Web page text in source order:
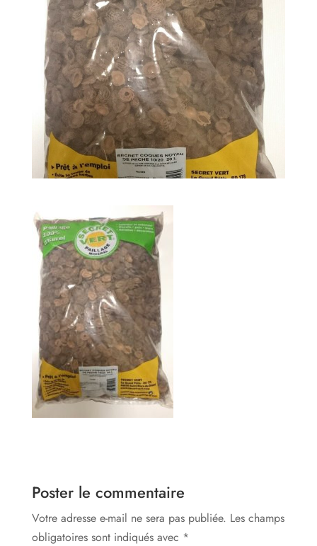
Poster le commentaire
Votre adresse e-mail ne sera pas publiée. Les champs
obligatoires sont indiqués avec *